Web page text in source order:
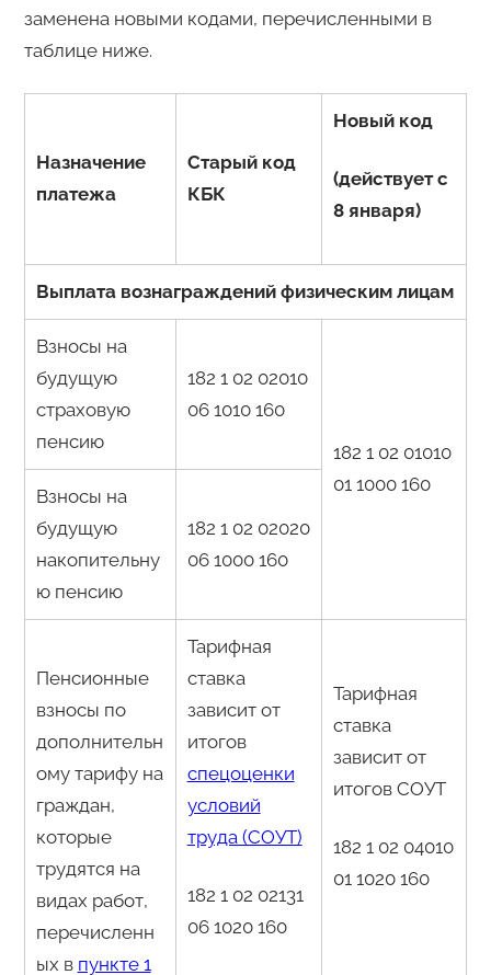
заменена новыми кодами, перечисленными в
таблице ниже.
Назначение
платежа
Старый код
КБК
Новый код
(действует с
8 января)
Выплата вознаграждений физическим лицам
Взносы на
будущую
страховую
пенсию
182 1 02 02010
06 1010 160
182 1 02 01010
01 1000 160
Взносы на
будущую
накопительну
ю пенсию
182 1 02 02020
06 1000 160
Пенсионные
взносы по
дополнительн
ому тарифу на
граждан,
которые
трудятся на
видах работ,
перечисленн
ых в пункте 1
Тарифная
ставка
зависит от
итогов
спецоценки
условий
труда (СОУТ)
182 1 02 02131
06 1020 160
Тарифная
ставка
зависит от
итогов СОУТ
182 1 02 04010
01 1020 160